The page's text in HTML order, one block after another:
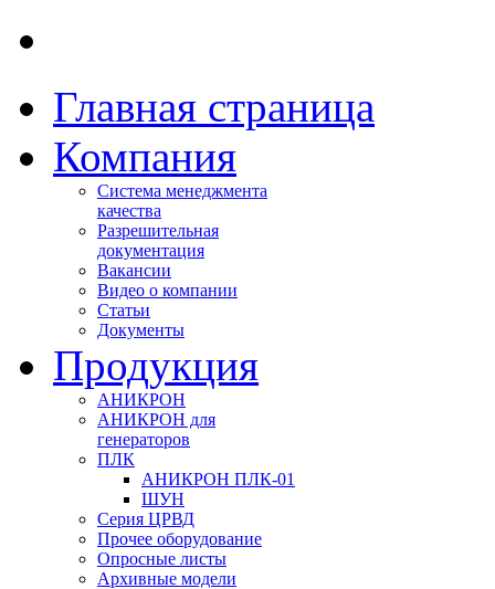
Главная страница
Компания
Система менеджмента
качества
Разрешительная
документация
Вакансии
Видео о компании
Статьи
Документы
Продукция
АНИКРОН
АНИКРОН для
генераторов
ПЛК
АНИКРОН ПЛК-01
ШУН
Серия ЦРВД
Прочее оборудование
Опросные листы
Архивные модели